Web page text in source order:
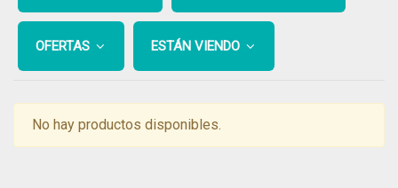
OFERTAS ESTÁN VIENDO
No hay productos disponibles.